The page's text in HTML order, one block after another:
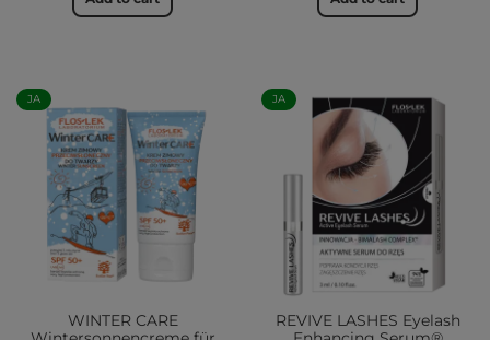
JA
WINTER CARE
JA
REVIVE LASHES Eyelash